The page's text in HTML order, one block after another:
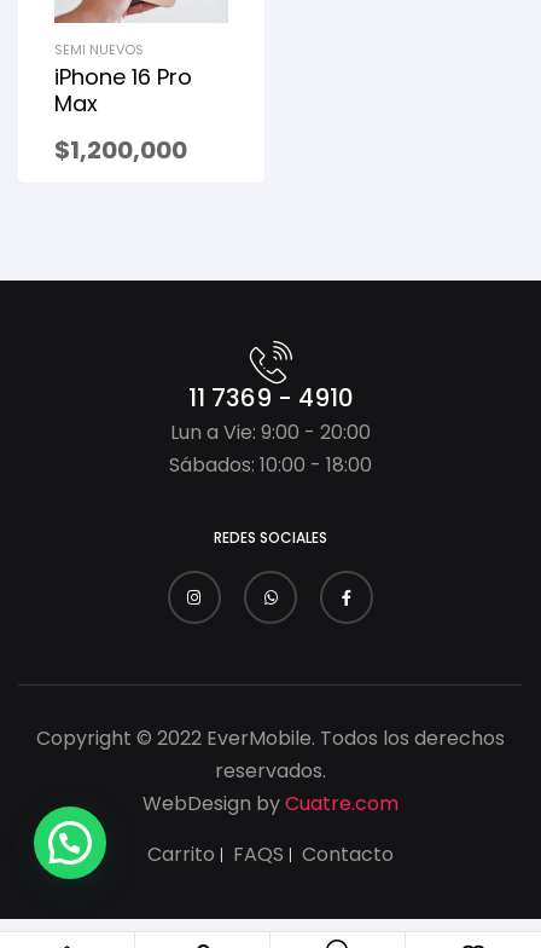
SEMI NUEVOS
iPhone 16 Pro
Max
$1,200,000
11 7369 - 4910
Lun a Vie: 9:00 - 20:00
Sábados: 10:00 - 18:00
REDES SOCIALES
Copyright © 2022 EverMobile. Todos los derechos
reservados.
WebDesign byCuatre.com
Carrito
FAQS Contacto